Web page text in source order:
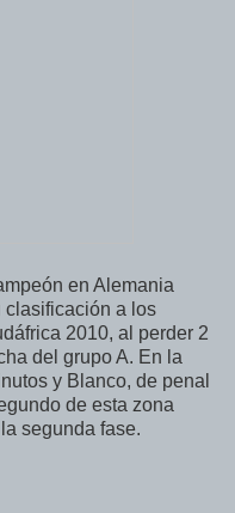
en Alemania
clasificación a los
2010, al perder 2
del grupo A. En la
y Blanco, de penal
de esta zona
segunda fase.